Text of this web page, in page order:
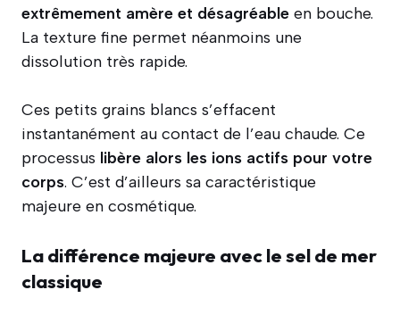
extrêmement amère et désagréable en bouche.
La texture fine permet néanmoins une
dissolution très rapide.
Ces petits grains blancs s’effacent
instantanément au contact de l’eau chaude. Ce
processus libère alors les ions actifs pour votre
corps. C’est d’ailleurs sa caractéristique
majeure en cosmétique.
La différence majeure avec le sel de mer
classique